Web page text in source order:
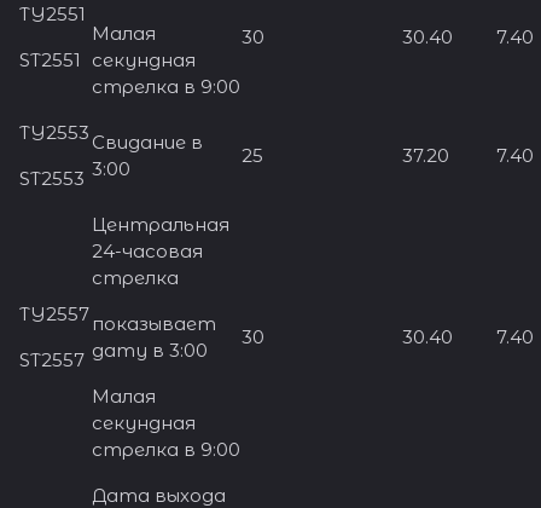
TY2551
ST2551
Малая
секундная
стрелка в 9:00
30 30.40 7.40
TY2553
ST2553
Свидание в
3:00
25 37.20 7.40
TY2557
ST2557
Центральная
24-часовая
стрелка
показывает
дату в 3:00
Малая
секундная
стрелка в 9:00
30 30.40 7.40
Дата выхода